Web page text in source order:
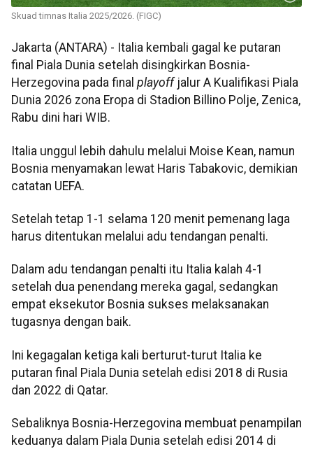
Skuad timnas Italia 2025/2026. (FIGC)
Jakarta (ANTARA) - Italia kembali gagal ke putaran
final Piala Dunia setelah disingkirkan Bosnia-
Herzegovina pada final playoffjalur A Kualifikasi Piala
Dunia 2026 zona Eropa di Stadion Billino Polje, Zenica,
Rabu dini hari WIB.
Italia unggul lebih dahulu melalui Moise Kean, namun
Bosnia menyamakan lewat Haris Tabakovic, demikian
catatan UEFA.
Setelah tetap 1-1 selama 120 menit pemenang laga
harus ditentukan melalui adu tendangan penalti.
Dalam adu tendangan penalti itu Italia kalah 4-1
setelah dua penendang mereka gagal, sedangkan
empat eksekutor Bosnia sukses melaksanakan
tugasnya dengan baik.
Ini kegagalan ketiga kali berturut-turut Italia ke
putaran final Piala Dunia setelah edisi 2018 di Rusia
dan 2022 di Qatar.
Sebaliknya Bosnia-Herzegovina membuat penampilan
keduanya dalam Piala Dunia setelah edisi 2014 di